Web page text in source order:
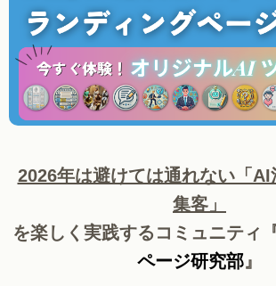
2026年は避けては通れない「
集客」
を楽しく実践するコミュニティ
ページ研究部』